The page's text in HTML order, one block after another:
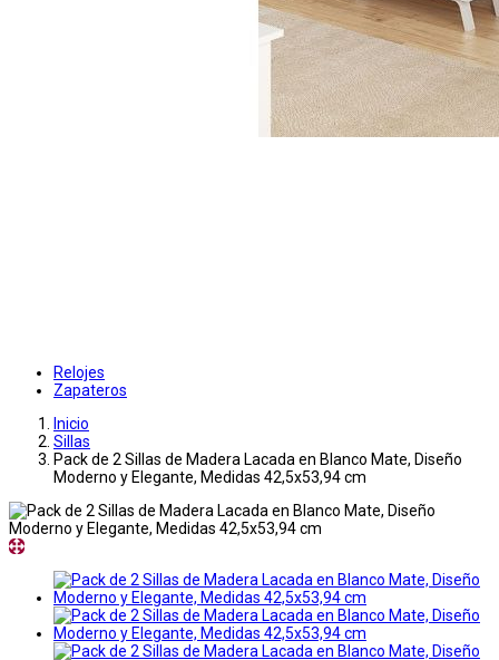
Relojes
Zapateros
Inicio
Sillas
Pack de 2 Sillas de Madera Lacada en Blanco Mate, Diseño
Moderno y Elegante, Medidas 42,5x53,94 cm